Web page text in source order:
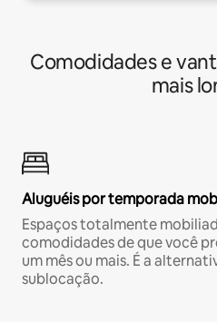
Comodidades e
mais
Aluguéis por temporada
Espaços totalmente
comodidades de que você
um mês ou mais. É a
sublocação.